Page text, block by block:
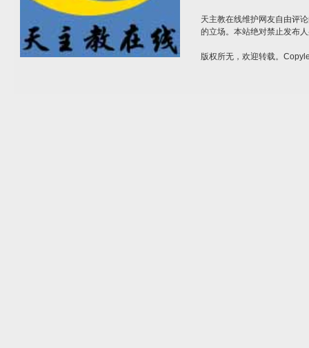
天主教在线维护网友自由评
的立场。本站绝对禁止发布
版权所无，欢迎转载。